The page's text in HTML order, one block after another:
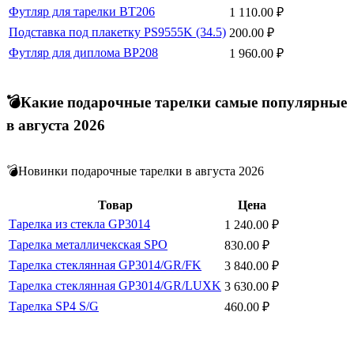
Футляр для тарелки BT206
1 110.00 ₽
Подставка под плакетку PS9555K (34.5) 200.00 ₽
Футляр для диплома BP208
1 960.00 ₽
💣Какие подарочные тарелки самые популярные
в августа 2026
💣Новинки подарочные тарелки в августа 2026
Товар
Цена
Тарелка из стекла GP3014
1 240.00 ₽
Тарелка металличекская SPO
830.00 ₽
Тарелка стеклянная GP3014/GR/FK
3 840.00 ₽
Тарелка стеклянная GP3014/GR/LUXK 3 630.00 ₽
Тарелка SP4 S/G
460.00 ₽